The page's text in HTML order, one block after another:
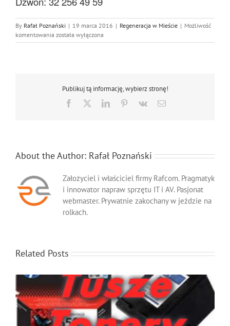
By Rafał Poznański | 19 marca 2016 | Regeneracja w Mieście | Możliwość
komentowania Tusze
Tonery
została wyłączona
Publikuj tą informację, wybierz stronę!
Facebook LinkedInPinterest
Vk Email
About the Author: Rafał Poznański
Założyciel i właściciel firmy Rafcom. Pragmatyk
i innowator napraw sprzętu IT i AV. Pasjonat
webmaster. Prywatnie zakochany w jeździe na
rolkach.
Related Posts